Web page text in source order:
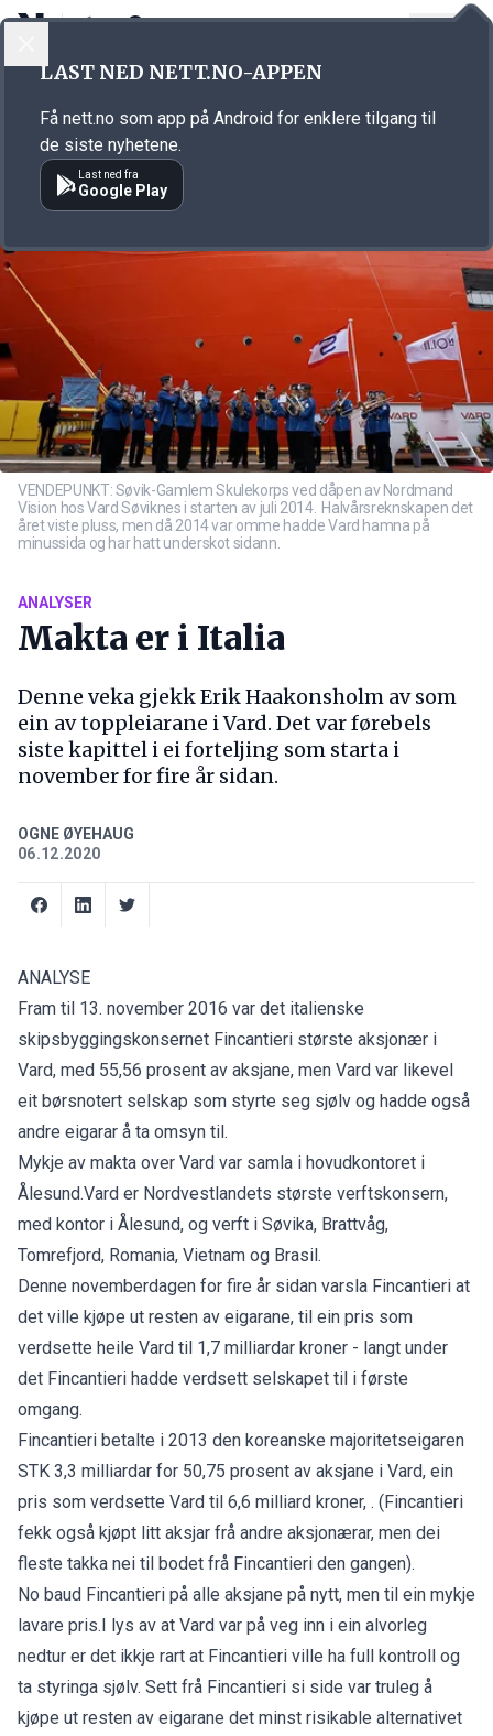
Annonsørinnhold
VENDEPUNKT: Søvik-Gamlem Skulekorps ved dåpen av Nordmand
Vision hos Vard Søviknes i starten av juli 2014. Halvårsreknskapen det
året viste pluss, men då 2014 var omme hadde Vard hamna på
minussida og har hatt underskot sidann.
ANALYSER
Makta er i Italia
Denne veka gjekk Erik Haakonsholm av som
ein av toppleiarane i Vard. Det var førebels
siste kapittel i ei forteljing som starta i
november for fire år sidan.
OGNE ØYEHAUG
06.12.2020
ANALYSE
Fram til 13. november 2016 var det italienske
skipsbyggingskonsernet Fincantieri største aksjonær i
Vard, med 55,56 prosent av aksjane, men Vard var likevel
eit børsnotert selskap som styrte seg sjølv og hadde også
andre eigarar å ta omsyn til.
Mykje av makta over Vard var samla i hovudkontoret i
Ålesund.Vard er Nordvestlandets største verftskonsern,
med kontor i Ålesund, og verft i Søvika, Brattvåg,
Tomrefjord, Romania, Vietnam og Brasil.
Denne novemberdagen for fire år sidan varsla Fincantieri at
det ville kjøpe ut resten av eigarane, til ein pris som
verdsette heile Vard til 1,7 milliardar kroner - langt under
det Fincantieri hadde verdsett selskapet til i første
omgang.
Fincantieri betalte i 2013 den koreanske majoritetseigaren
STK 3,3 milliardar for 50,75 prosent av aksjane i Vard, ein
pris som verdsette Vard til 6,6 milliard kroner, . (Fincantieri
fekk også kjøpt litt aksjar frå andre aksjonærar, men dei
fleste takka nei til bodet frå Fincantieri den gangen).
No baud Fincantieri på alle aksjane på nytt, men til ein mykje
lavare pris.I lys av at Vard var på veg inn i ein alvorleg
nedtur er det ikkje rart at Fincantieri ville ha full kontroll og
ta styringa sjølv. Sett frå Fincantieri si side var truleg å
kjøpe ut resten av eigarane det minst risikable alternativet
LAST NED NETT.NO-APPEN
Få nett.no som app på Android for enklere tilgang til
de siste nyhetene.
Last ned fra
Google Play